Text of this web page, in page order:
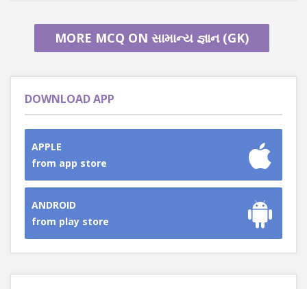
MORE MCQ ON સામાન્ય જ્ઞાન (GK)
DOWNLOAD APP
APPLE
from app store
ANDROID
from play store